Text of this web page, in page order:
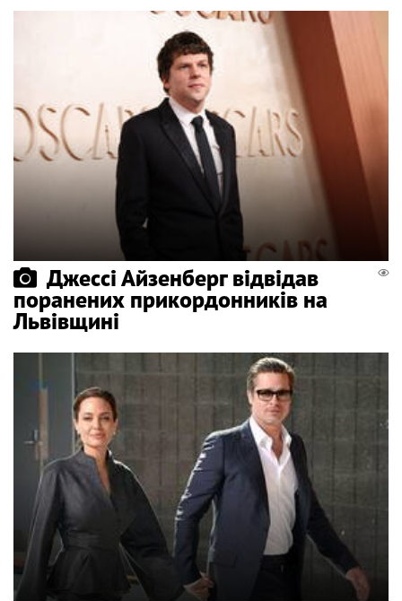
Джессі Айзенберг відвідав
поранених прикордонників на
Львівщині